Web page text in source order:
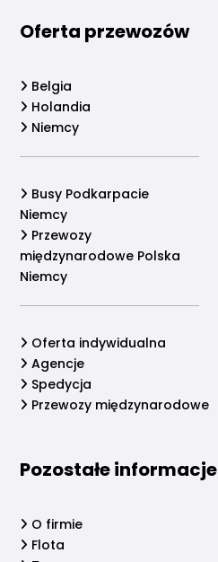
Oferta przewozów
Belgia
Holandia
Niemcy
Busy Podkarpacie
Niemcy
Przewozy
międzynarodowe Polska
Niemcy
Oferta indywidualna
Agencje
Spedycja
Przewozy międzynarodowe
Pozostałe informacje
O firmie
Flota